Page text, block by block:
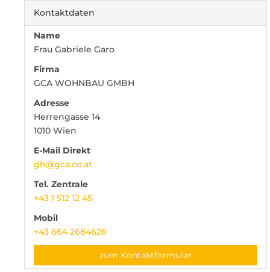
Kontaktdaten
Name
Frau Gabriele Garo
Firma
GCA WOHNBAU GMBH
Adresse
Herrengasse 14
1010 Wien
E-Mail Direkt
gh@gca.co.at
Tel. Zentrale
+43 1 512 12 45
Mobil
+43 664 2684626
zum Kontaktformular